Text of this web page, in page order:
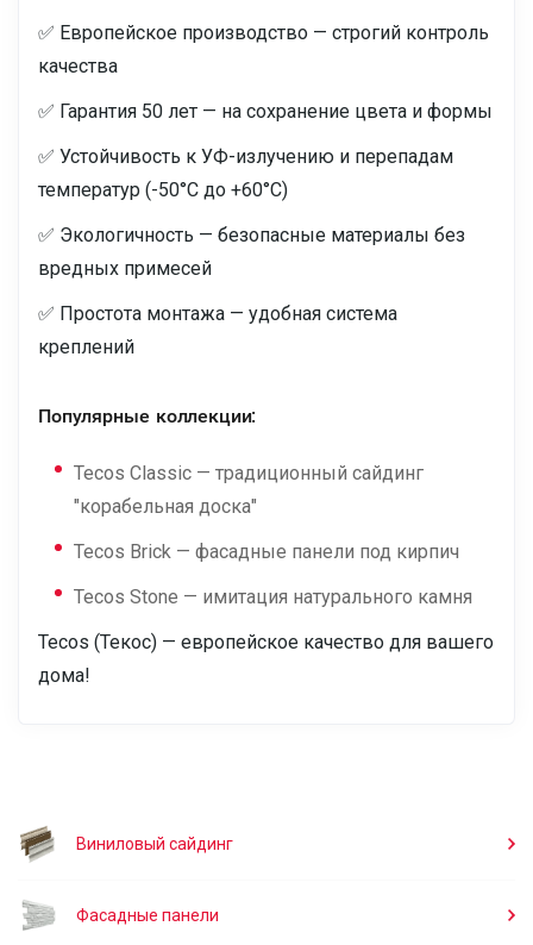
✅ Европейское производство — строгий контроль
качества
✅ Гарантия 50 лет — на сохранение цвета и формы
✅ Устойчивость к УФ-излучению и перепадам
температур (-50°C до +60°C)
✅ Экологичность — безопасные материалы без
вредных примесей
✅ Простота монтажа — удобная система
креплений
Популярные коллекции:
Tecos Classic — традиционный сайдинг
"корабельная доска"
Tecos Brick — фасадные панели под кирпич
Tecos Stone — имитация натурального камня
Tecos (Текос) — европейское качество для вашего
дома!
Виниловый сайдинг
Фасадные панели